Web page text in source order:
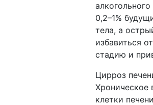
0,2–1%
тела, а
избавиться
стадию и
Цирроз
Хроническое
клетки